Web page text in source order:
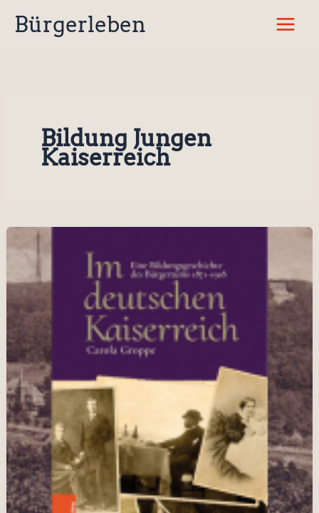
InhaltBürgerleben
Bildung Jungen
Kaiserreich